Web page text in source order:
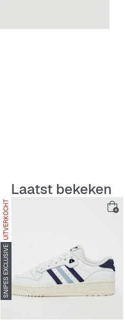
Laatst bekeken
UITVERKOCHT
SNIPES EXCLUSIVE